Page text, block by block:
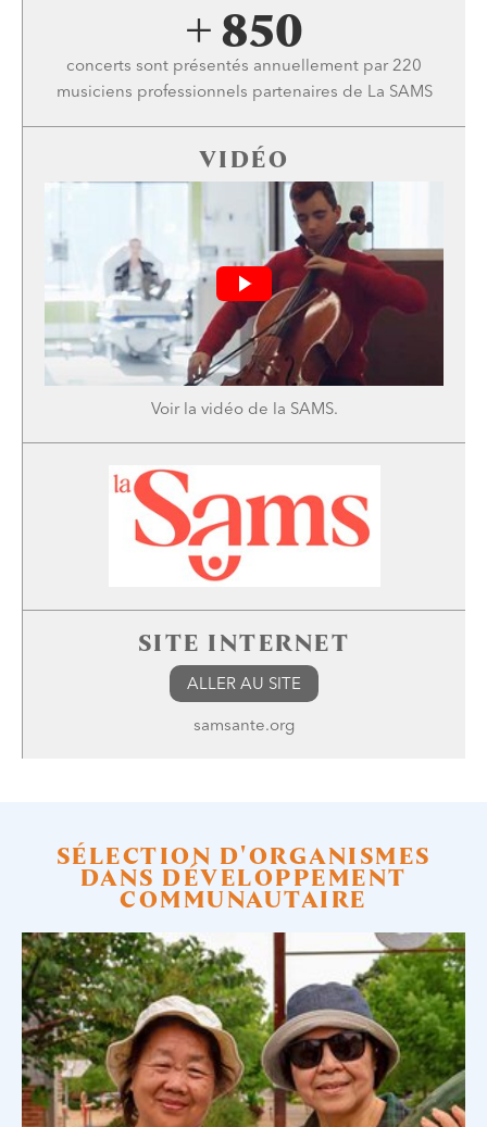
+ 850
concerts sont présentés annuellement par 220
musiciens professionnels partenaires de La SAMS
VIDÉO
Voir la vidéode la SAMS.
SITE INTERNET
ALLER AU SITE
samsante.org
SÉLECTION D'ORGANISMES
DANS DÉVELOPPEMENT
COMMUNAUTAIRE